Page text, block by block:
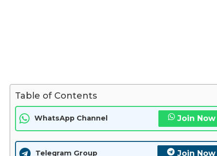
Table of Contents
WhatsApp Channel Join Now
Telegram Group Join Now